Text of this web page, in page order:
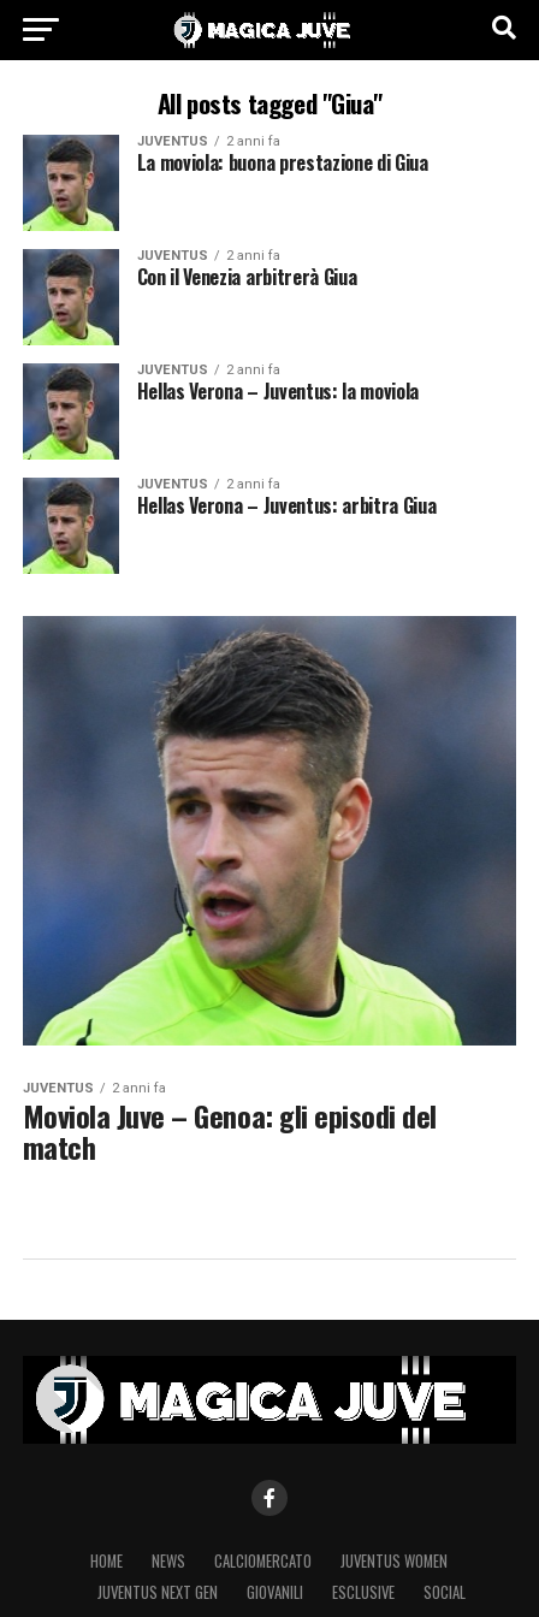
All posts tagged "Giua"
JUVENTUS 2 anni fa
La moviola: buona prestazione di Giua
JUVENTUS 2 anni fa
Con il Venezia arbitrerà Giua
JUVENTUS 2 anni fa
Hellas Verona – Juventus: la moviola
JUVENTUS 2 anni fa
Hellas Verona – Juventus: arbitra Giua
JUVENTUS 2 anni fa
Moviola Juve – Genoa: gli episodi del
match
HOME NEWS CALCIOMERCATO
JUVENTUS WOMEN
JUVENTUS NEXT GEN
GIOVANILI ESCLUSIVE SOCIAL